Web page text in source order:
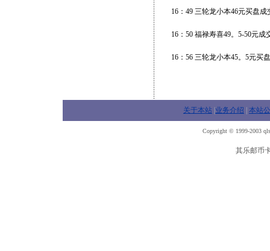
16：49 三轮龙小本46元买盘成
16：50 福禄寿喜49。5-50元成
16：56 三轮龙小本45。5元买盘
关于本站 业务介绍 本站
Copyright © 1999-2003
其乐邮币